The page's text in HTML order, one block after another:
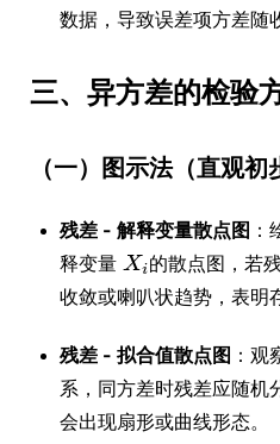
数据，导致误差项方差随
三、异方差的检验
（一）图示法（直观初
残差 - 解释变量散点图
释变量
的散点图，若
收敛或喇叭状趋势，表明
残差 - 拟合值散点图 ：观
系，同方差时残差应随机
会出现扇形或曲线形态。